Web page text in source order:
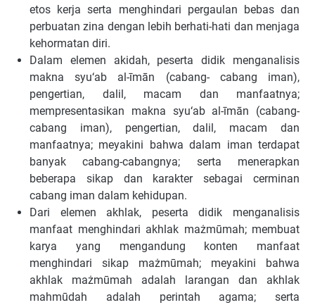
etos kerja serta menghindari pergaulan bebas dan
perbuatan zina dengan lebih berhati-hati dan menjaga
kehormatan diri.
Dalam elemen akidah, peserta didik menganalisis
makna syu‘ab al-īmān (cabang- cabang iman),
pengertian, dalil, macam dan manfaatnya;
mempresentasikan makna syu‘ab al-īmān (cabang-
cabang iman), pengertian, dalil, macam dan
manfaatnya; meyakini bahwa dalam iman terdapat
banyak cabang-cabangnya; serta menerapkan
beberapa sikap dan karakter sebagai cerminan
cabang iman dalam kehidupan.
Dari elemen akhlak, peserta didik menganalisis
manfaat menghindari akhlak mażmūmah; membuat
karya yang mengandung konten manfaat
menghindari sikap mażmūmah; meyakini bahwa
akhlak mażmūmah adalah larangan dan akhlak
mahmūdah adalah perintah agama; serta